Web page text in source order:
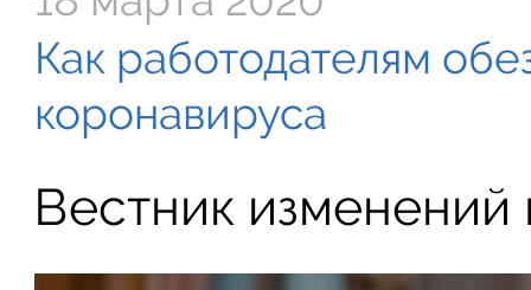
Как работодателям
коронавируса
Вестник изменений